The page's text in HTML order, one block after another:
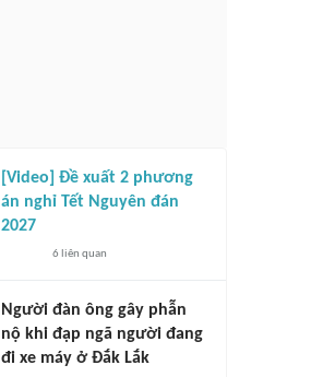
[Video] Đề xuất 2 phương
án nghỉ Tết Nguyên đán
2027
6 liên quan
Người đàn ông gây phẫn
nộ khi đạp ngã người đang
đi xe máy ở Đắk Lắk